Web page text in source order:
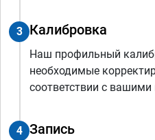
3 Калибровка
Наш профильный
необходимые
соответствии с
4 Запись